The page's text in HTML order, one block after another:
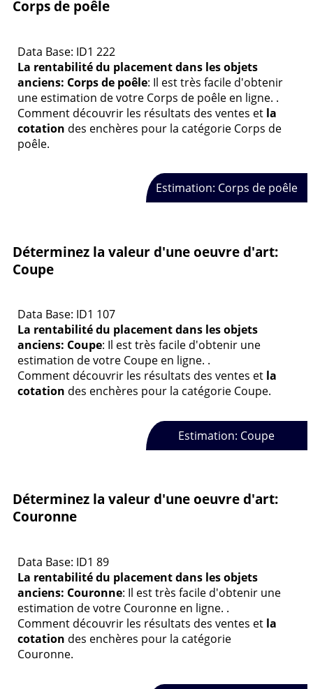
Corps de poêle
Data Base: ID1 222
La rentabilité du placement dans les objets
anciens: Corps de poêle: Il est très facile d'obtenir
une estimation de votre Corps de poêle en ligne. .
Comment découvrir les résultats des ventes et la
cotation des enchères pour la catégorie Corps de
poêle.
Estimation: Corps de poêle
Déterminez la valeur d'une oeuvre d'art:
Coupe
Data Base: ID1 107
La rentabilité du placement dans les objets
anciens: Coupe: Il est très facile d'obtenir une
estimation de votre Coupe en ligne. .
Comment découvrir les résultats des ventes et la
cotation des enchères pour la catégorie Coupe.
Estimation: Coupe
Déterminez la valeur d'une oeuvre d'art:
Couronne
Data Base: ID1 89
La rentabilité du placement dans les objets
anciens: Couronne: Il est très facile d'obtenir une
estimation de votre Couronne en ligne. .
Comment découvrir les résultats des ventes et la
cotation des enchères pour la catégorie
Couronne.